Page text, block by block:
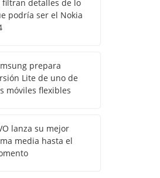
filtran detalles de lo
podría ser el Nokia
prepara
Lite de uno de
móviles flexibles
lanza su mejor
media hasta el